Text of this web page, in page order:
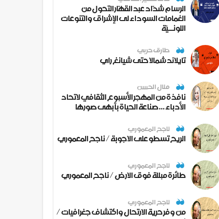
الرسام شدّاد عبد القهّار التحول من
الغمامات السوداء لى الإشراق والتنوعات
اللونــيّة
طارق حربي
تايلاند شمالا حتى شيانغ راي
منال الحسن
نافذة من المهجر الأسبوع الثقافي لاتحاد
الأدباء ... صناعة الحياة بأبهى صورها
ناجح المعموري
الريح تسطو على الاجوبة / ناجح المعموري
ناجح المعموري
طائرة مبللة فوق الارض / ناجح المعموري
ناجح المعموري
من وفر حرية الارتحال واكتشاف جغرافيات /